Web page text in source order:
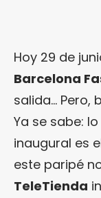
Hoy 29 de
Barcelona
salida… Pero,
Ya se sabe:
inaugural es
este paripé
TeleTienda